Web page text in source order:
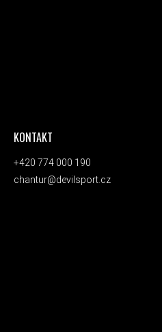
KONTAKT
+420 774 000 190
chantur@devilsport.cz